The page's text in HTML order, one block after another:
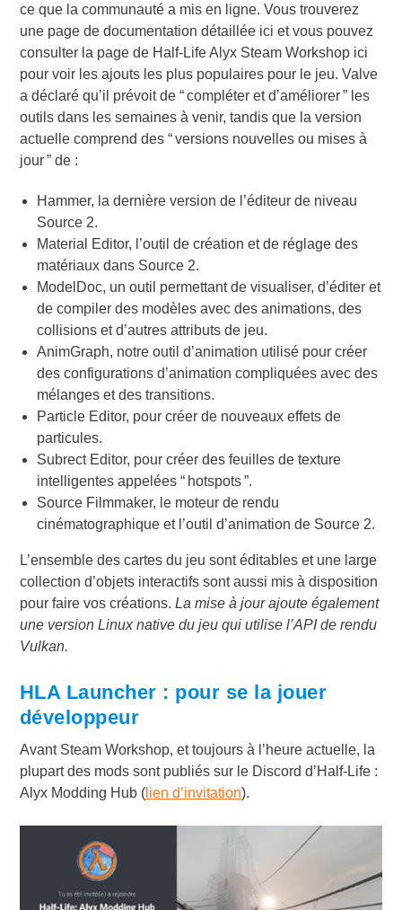
ce que la communauté a mis en ligne. Vous trouverez
une page de documentation détaillée ici et vous pouvez
consulter la page de Half-Life Alyx Steam Workshop ici
pour voir les ajouts les plus populaires pour le jeu. Valve
a déclaré qu’il prévoit de “ compléter et d’améliorer ” les
outils dans les semaines à venir, tandis que la version
actuelle comprend des “ versions nouvelles ou mises à
jour ” de :
Hammer, la dernière version de l’éditeur de niveau
Source 2.
Material Editor, l’outil de création et de réglage des
matériaux dans Source 2.
ModelDoc, un outil permettant de visualiser, d’éditer et
de compiler des modèles avec des animations, des
collisions et d’autres attributs de jeu.
AnimGraph, notre outil d’animation utilisé pour créer
des configurations d’animation compliquées avec des
mélanges et des transitions.
Particle Editor, pour créer de nouveaux effets de
particules.
Subrect Editor, pour créer des feuilles de texture
intelligentes appelées “ hotspots ”.
Source Filmmaker, le moteur de rendu
cinématographique et l’outil d’animation de Source 2.
L’ensemble des cartes du jeu sont éditables et une large
collection d’objets interactifs sont aussi mis à disposition
pour faire vos créations. La mise à jour ajoute également
une version Linux native du jeu qui utilise l’API de rendu
Vulkan.
HLA Launcher : pour se la jouer
développeur
Avant Steam Workshop, et toujours à l’heure actuelle, la
plupart des mods sont publiés sur le Discord d’Half-Life :
Alyx Modding Hub (lien d’invitation).